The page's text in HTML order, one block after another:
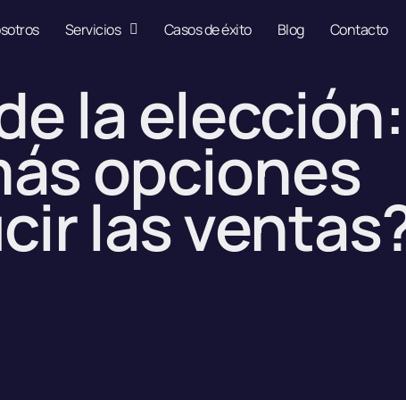
Servicios Casos de éxito Blog Contacto
la elección:
opciones
las